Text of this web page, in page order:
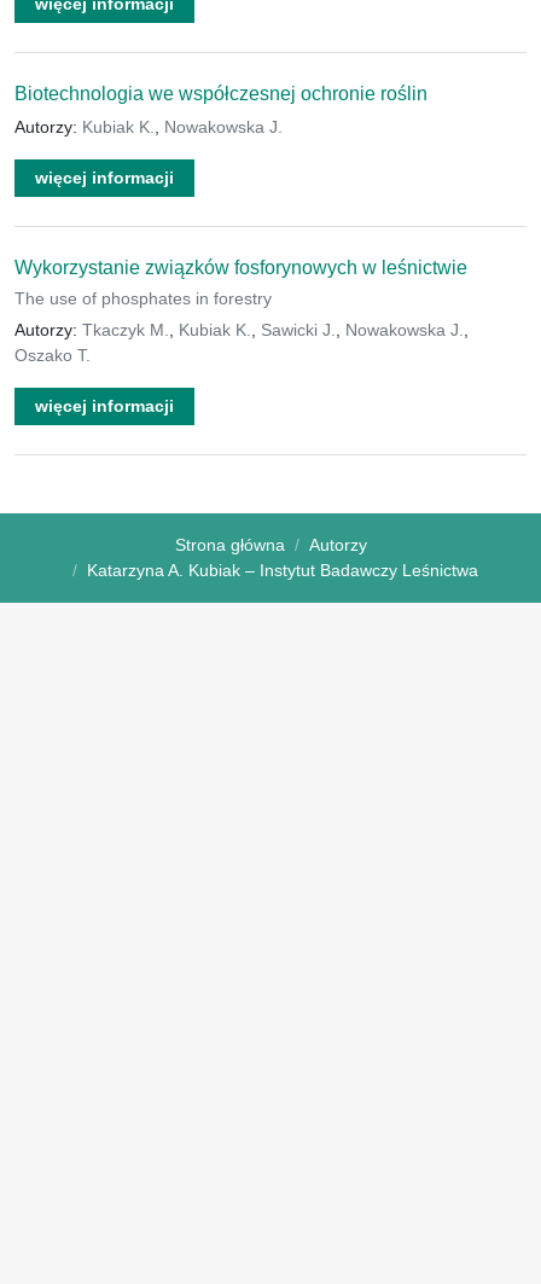
Biotechnologia we współczesnej ochronie roślin
Autorzy: Kubiak K. Nowakowska J.
więcej informacji
Wykorzystanie związków fosforynowych w leśnictwie
The use of phosphates in forestry
Autorzy: Tkaczyk M. Kubiak K. Sawicki J. Nowakowska J.
Oszako T.
więcej informacji
Strona główna
Autorzy
Katarzyna A. Kubiak – Instytut Badawczy Leśnictwa